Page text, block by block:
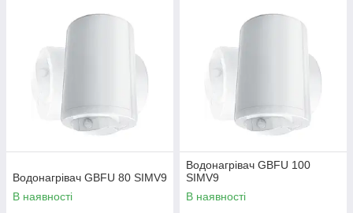
Водонагрівач GBFU 80 SIMV9
В наявності
Водонагрівач GBFU 100
SIMV9
В наявності